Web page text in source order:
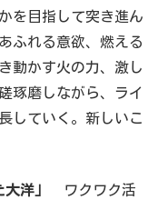
を目指して突き進ん
ふれる意欲、燃える
動かす火の力、激し
琢磨しながら、ライ
していく。新しいこ
大洋
ワクワク活